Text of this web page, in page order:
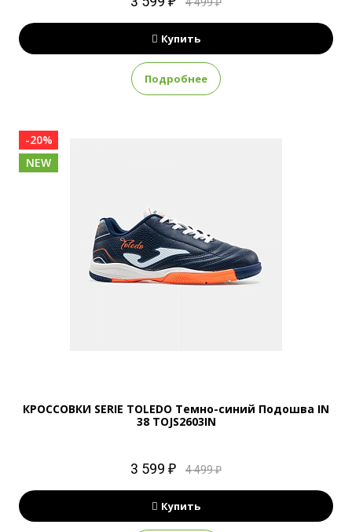
Купить
Подробнее
-20%
NEW
КРОССОВКИ SERIE TOLEDO Темно-синий Подошва IN
38 TOJS2603IN
3 599 ₽ 4 499 ₽
Купить